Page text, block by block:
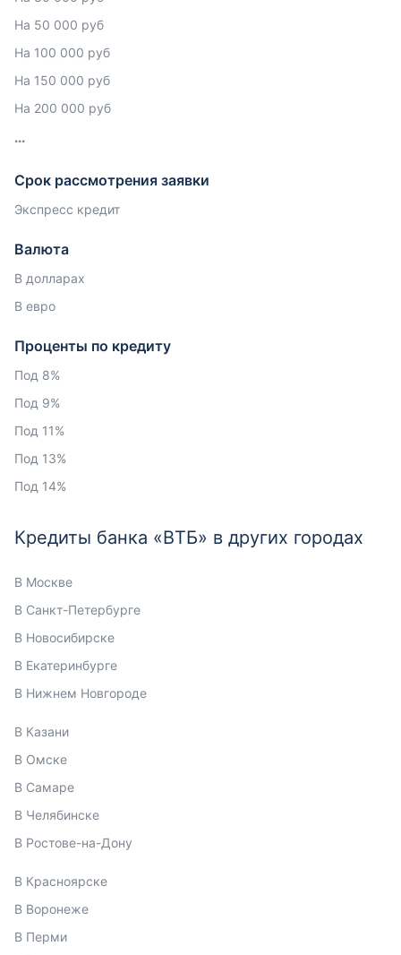
На 50 000 руб
На 100 000 руб
На 150 000 руб
На 200 000 руб
Срок рассмотрения заявки
Экспресс кредит
Валюта
В долларах
В евро
Проценты по кредиту
Под 8%
Под 9%
Под 11%
Под 13%
Под 14%
Кредиты банка «ВТБ» в других городах
В Москве
В Санкт-Петербурге
В Новосибирске
В Екатеринбурге
В Нижнем Новгороде
В Казани
В Омске
В Самаре
В Челябинске
В Ростове-на-Дону
В Красноярске
В Воронеже
В Перми